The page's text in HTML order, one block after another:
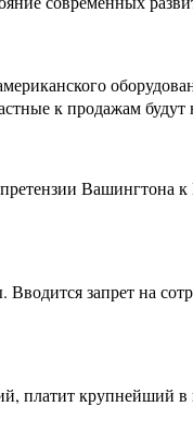
к продажам будут
Вашингтона
запрет на
платит крупнейший в